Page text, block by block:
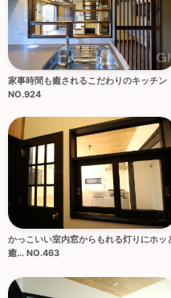
家事時間も癒されるこだわりのキッチン
NO.924
かっこいい室内窓からもれる灯りにホッ
癒... NO.463